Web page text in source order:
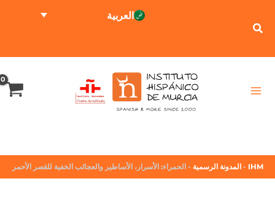
العربية
IHM
-المدونة الرسمية-الحمراء: الأسرار، الأساطير والعجائب الخفية للقصر الأحمر